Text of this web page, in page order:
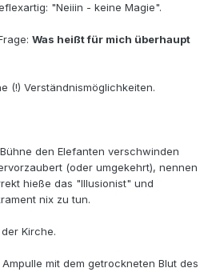
"Neiiin - keine Magie".
Was heißt für mich überhaupt
(!) Verständnismöglichkeiten.
den Elefanten verschwinden
(oder umgekehrt), nennen
hieße das "Illusionist" und
nix zu tun.
Kirche.
mit dem getrockneten Blut des